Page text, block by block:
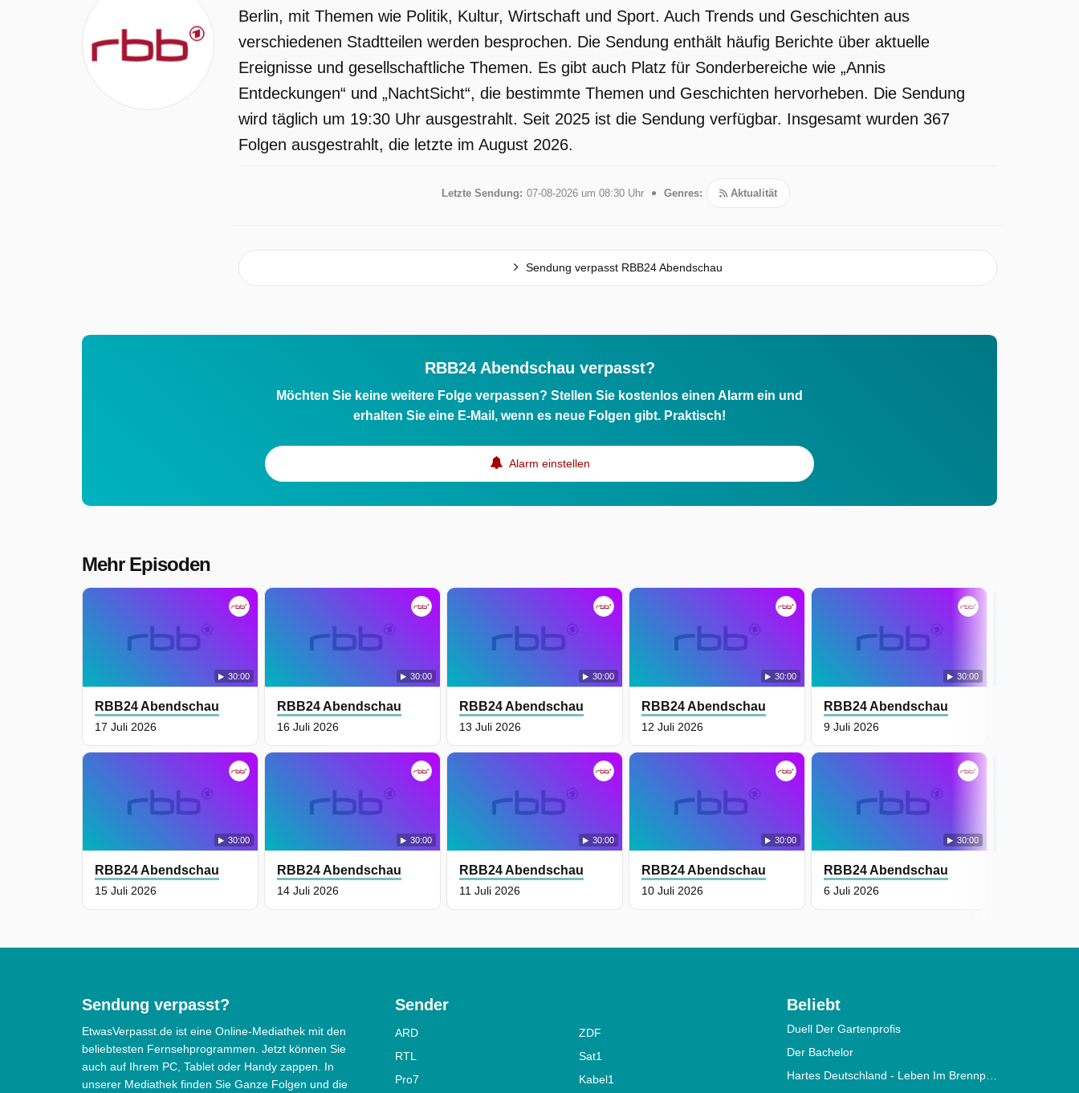
Berlin, mit Themen wie Politik, Kultur, Wirtschaft und Sport. Auch Trends und Geschichten aus
verschiedenen Stadtteilen werden besprochen. Die Sendung enthält häufig Berichte über aktuelle
Ereignisse und gesellschaftliche Themen. Es gibt auch Platz für Sonderbereiche wie „Annis
Entdeckungen“ und „NachtSicht“, die bestimmte Themen und Geschichten hervorheben. Die Sendung
wird täglich um 19:30 Uhr ausgestrahlt. Seit 2025 ist die Sendung verfügbar. Insgesamt wurden 367
Folgen ausgestrahlt, die letzte im August 2026.
Letzte Sendung: 07-08-2026 um 08:30 Uhr Genres: Aktualität
Sendung verpasst RBB24 Abendschau
RBB24 Abendschau verpasst?
Möchten Sie keine weitere Folge verpassen? Stellen Sie kostenlos einen Alarm ein und
erhalten Sie eine E-Mail, wenn es neue Folgen gibt. Praktisch!
Alarm einstellen
Mehr Episoden
30:00
RBB24 Abendschau
17 Juli 2026
30:00
RBB24 Abendschau
16 Juli 2026
30:00
RBB24 Abendschau
15 Juli 2026
30:00
RBB24 Abendschau
14 Juli 2026
30:00
RBB24 Abendschau
13 Juli 2026
30:00
RBB24 Abendschau
12 Juli 2026
30:00
RBB24 Abendschau
11 Juli 2026
30:00
RBB24 Abendschau
10 Juli 2026
30:00
RBB24 Abendschau
9 Juli 2026
30:00
RBB24 Abendschau
6 Juli 2026
Sendung verpasst?
EtwasVerpasst.de ist eine Online-Mediathek mit den
beliebtesten Fernsehprogrammen. Jetzt können Sie
auch auf Ihrem PC, Tablet oder Handy zappen. In
unserer Mediathek finden Sie Ganze Folgen und die
Sender
ARD
ZDF
RTL
Sat1
Pro7
Kabel1
Beliebt
Duell Der Gartenprofis
Der Bachelor
Hartes Deutschland - Leben Im Brennpunkt